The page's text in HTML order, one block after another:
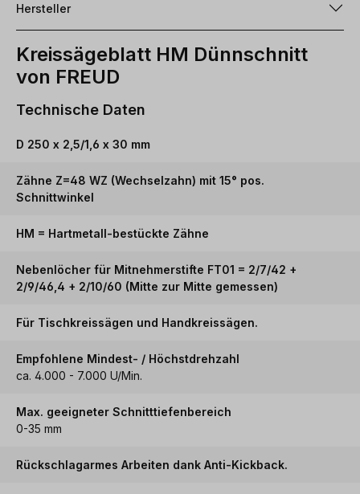
Hersteller
Kreissägeblatt HM Dünnschnitt
von FREUD
Technische Daten
D 250 x 2,5/1,6 x 30 mm
Zähne Z=48 WZ (Wechselzahn) mit 15° pos.
Schnittwinkel
HM = Hartmetall-bestückte Zähne
Nebenlöcher für Mitnehmerstifte FT01 = 2/7/42 +
2/9/46,4 + 2/10/60 (Mitte zur Mitte gemessen)
Für Tischkreissägen und Handkreissägen.
Empfohlene Mindest- / Höchstdrehzahl
ca. 4.000 - 7.000 U/Min.
Max. geeigneter Schnitttiefenbereich
0-35 mm
Rückschlagarmes Arbeiten dank Anti-Kickback.